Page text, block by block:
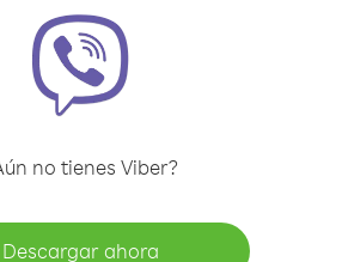
no tienes Viber?
Descargar ahora